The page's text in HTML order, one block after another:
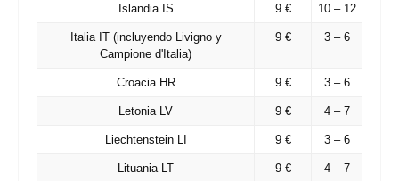
Islandia IS 9 € 10 – 12
Italia IT(incluyendo Livigno y
Campione d'Italia)
9 € 3 – 6
Croacia HR 9 € 3 – 6
Letonia LV 9 € 4 – 7
Liechtenstein LI 9 € 3 – 6
Lituania LT 9 € 4 – 7